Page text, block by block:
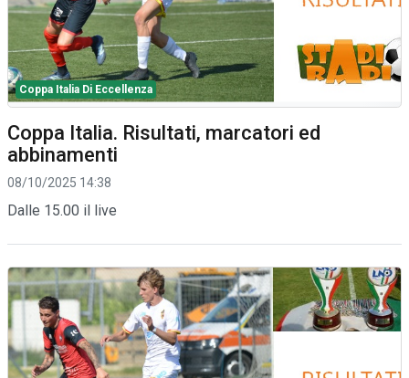
Coppa Italia Di Eccellenza
Coppa Italia. Risultati, marcatori ed
abbinamenti
08/10/2025 14:38
Dalle 15.00 il live